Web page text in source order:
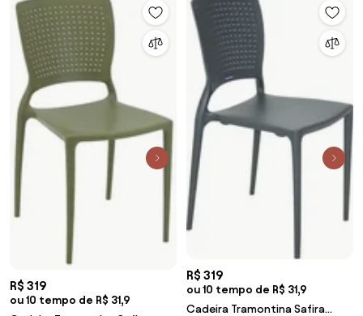
R$ 319
ou 10 tempo de R$ 31,9
R$ 319
ou 10 tempo de R$ 31,9
Cadeira Tramontina Safira